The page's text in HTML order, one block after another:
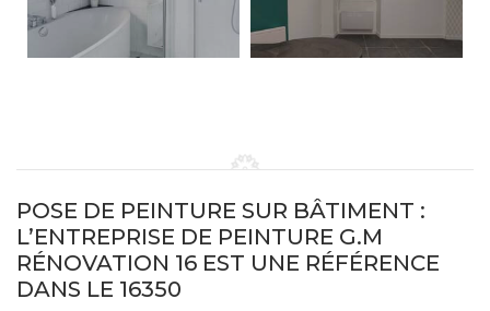
POSE DE PEINTURE SUR BÂTIMENT :
L’ENTREPRISE DE PEINTURE G.M
RÉNOVATION 16 EST UNE RÉFÉRENCE
DANS LE 16350